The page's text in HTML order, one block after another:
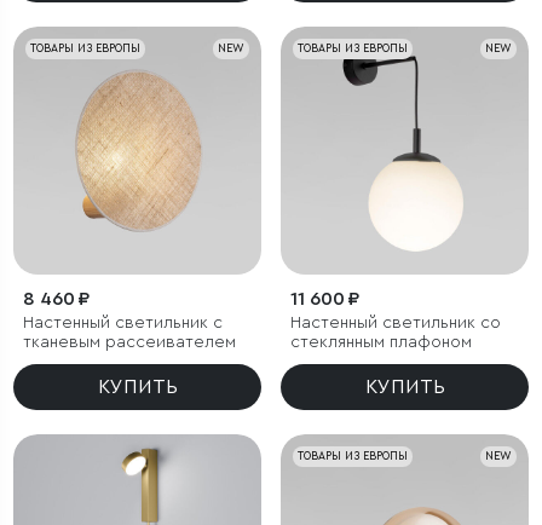
NEW
ТОВАРЫ ИЗ ЕВРОПЫ
8 460 ₽
Настенный светильник с
тканевым рассеивателем
КУПИТЬ
NEW
ТОВАРЫ ИЗ ЕВРОПЫ
11 600 ₽
Настенный светильник со
стеклянным плафоном
КУПИТЬ
NEW
ТОВАРЫ ИЗ ЕВРОПЫ